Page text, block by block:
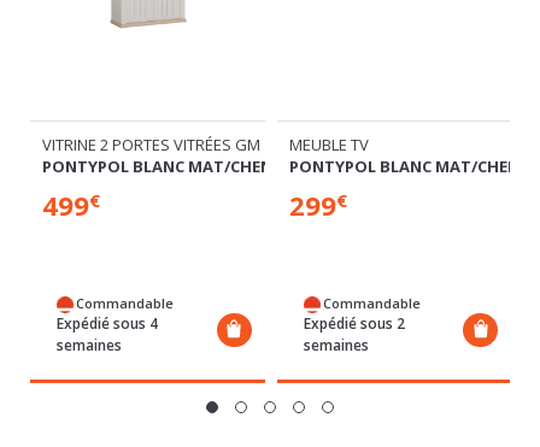
VITRINE 2 PORTES VITRÉES GM
PONTYPOL BLANC MAT/CHENE
499€
Expédié sous 4
semaines
MEUBLE TV
PONTYPOL BLANC MAT/CHENE
299€
Expédié sous 2
semaines